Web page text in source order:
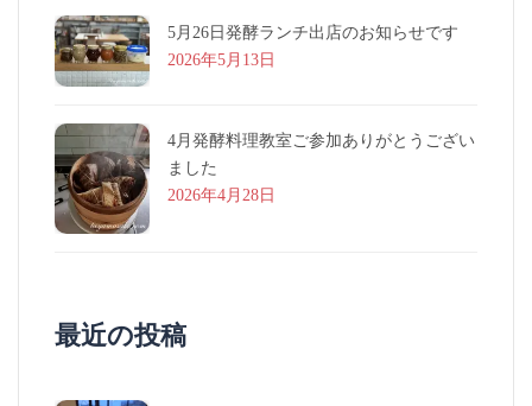
5月26日発酵ランチ出店のお知らせです
2026年5月13日
4月発酵料理教室ご参加ありがとうござい
ました
2026年4月28日
最近の投稿